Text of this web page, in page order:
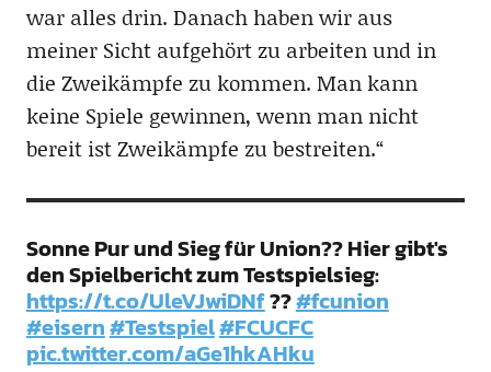
war alles drin. Danach haben wir aus
meiner Sicht aufgehört zu arbeiten und in
die Zweikämpfe zu kommen. Man kann
keine Spiele gewinnen, wenn man nicht
bereit ist Zweikämpfe zu bestreiten.“
Sonne Pur und Sieg für Union?? Hier gibt's
den Spielbericht zum Testspielsieg:
https://t.co/UleVJwiDNf??#fcunion
#eisern#Testspiel#FCUCFC
pic.twitter.com/aGe1hkAHku